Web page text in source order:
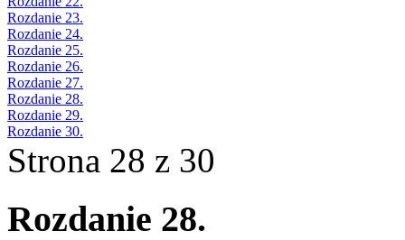
Rozdanie 23.
Rozdanie 24.
Rozdanie 25.
Rozdanie 26.
Rozdanie 27.
Rozdanie 28.
Rozdanie 29.
Rozdanie 30.
Strona 28 z 30
Rozdanie 28.